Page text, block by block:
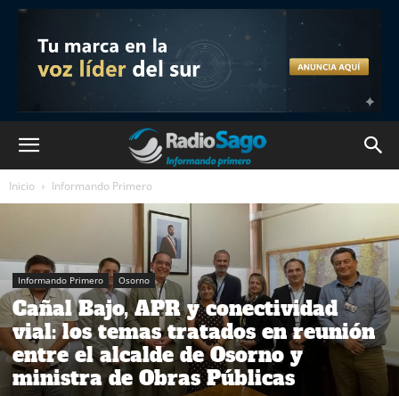
Inicio Informando Primero
Informando Primero Osorno
Cañal Bajo, APR y conectividad
vial: los temas tratados en reunión
entre el alcalde de Osorno y
ministra de Obras Públicas